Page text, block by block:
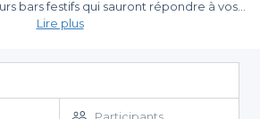
bars festifs qui sauront répondre à vos
pour un anniversaire, un afterwork ou
une expérience mémorable.
la réservation avec Privateaser
un bar festif à Clichy devient un jeu
Lire plus